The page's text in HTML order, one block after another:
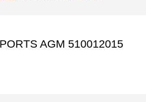
AGM 510012015